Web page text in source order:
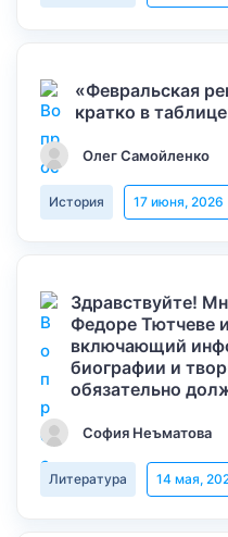
«Февральская
кратко в
Олег Самойленко
История 17 июня, 2026
Здравствуйте!
Федоре Тютчеве
включающий
биографии и
обязательно
София Неъматова
Литература 14 мая,